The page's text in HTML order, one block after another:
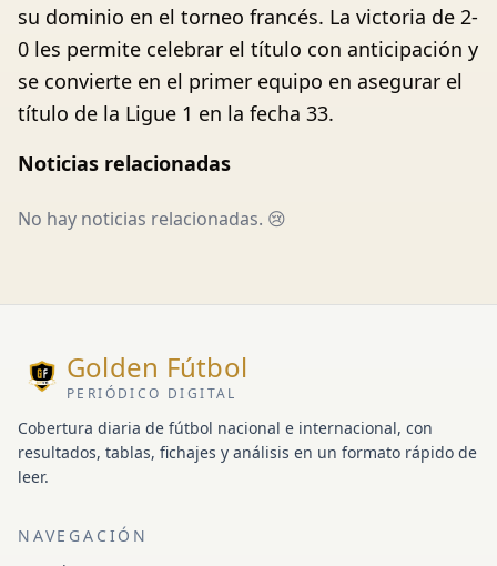
su dominio en el torneo francés. La victoria de 2-
0 les permite celebrar el título con anticipación y
se convierte en el primer equipo en asegurar el
título de la Ligue 1 en la fecha 33.
Noticias relacionadas
No hay noticias relacionadas. 😢
Golden Fútbol
PERIÓDICO DIGITAL
Cobertura diaria de fútbol nacional e internacional, con
resultados, tablas, fichajes y análisis en un formato rápido de
leer.
NAVEGACIÓN